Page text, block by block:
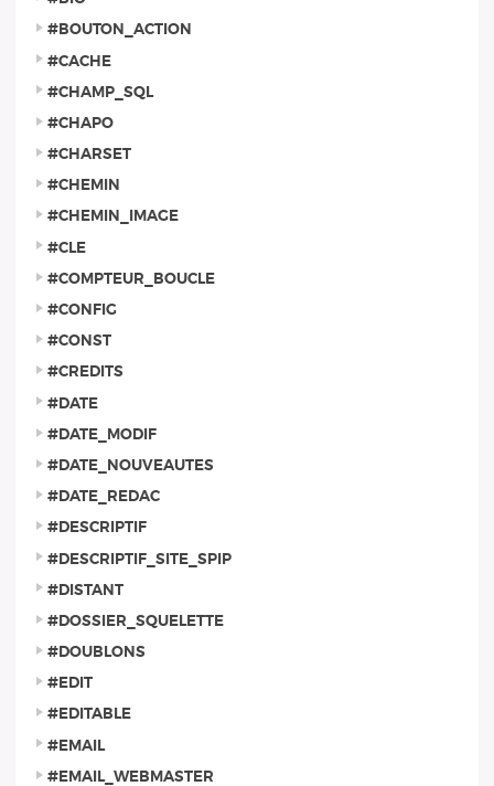
#BOUTON_ACTION
#CACHE
#CHAMP_SQL
#CHAPO
#CHARSET
#CHEMIN
#CHEMIN_IMAGE
#CLE
#COMPTEUR_BOUCLE
#CONFIG
#CONST
#CREDITS
#DATE
#DATE_MODIF
#DATE_NOUVEAUTES
#DATE_REDAC
#DESCRIPTIF
#DESCRIPTIF_SITE_SPIP
#DISTANT
#DOSSIER_SQUELETTE
#DOUBLONS
#EDIT
#EDITABLE
#EMAIL
#EMAIL_WEBMASTER